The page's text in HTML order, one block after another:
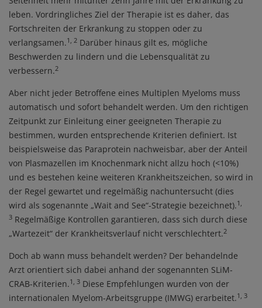
leben. Vordringliches Ziel der Therapie ist es daher, das
Fortschreiten der Erkrankung zu stoppen oder zu
verlangsamen.1, 2 Darüber hinaus gilt es, mögliche
Beschwerden zu lindern und die Lebensqualität zu
verbessern.2
Aber nicht jeder Betroffene eines Multiplen Myeloms muss
automatisch und sofort behandelt werden. Um den richtigen
Zeitpunkt zur Einleitung einer geeigneten Therapie zu
bestimmen, wurden entsprechende Kriterien definiert. Ist
beispielsweise das Paraprotein nachweisbar, aber der Anteil
von Plasmazellen im Knochenmark nicht allzu hoch (<10%)
und es bestehen keine weiteren Krankheitszeichen, so wird in
der Regel gewartet und regelmäßig nachuntersucht (dies
wird als sogenannte „Wait and See“-Strategie bezeichnet).1,
3 Regelmäßige Kontrollen garantieren, dass sich durch diese
„Wartezeit“ der Krankheitsverlauf nicht verschlechtert.2
Doch ab wann muss behandelt werden? Der behandelnde
Arzt orientiert sich dabei anhand der sogenannten SLiM-
CRAB-Kriterien.1, 3 Diese Empfehlungen wurden von der
internationalen Myelom-Arbeitsgruppe (IMWG) erarbeitet.1, 3